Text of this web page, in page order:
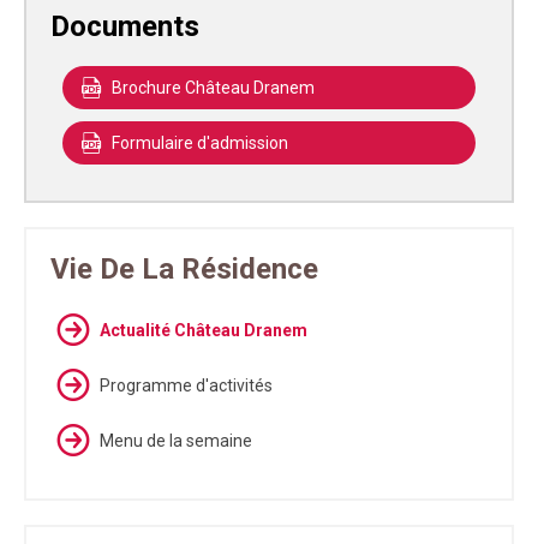
Documents
Brochure Château Dranem
Formulaire d'admission
Vie De La Résidence
Actualité Château Dranem
Programme d'activités
Menu de la semaine